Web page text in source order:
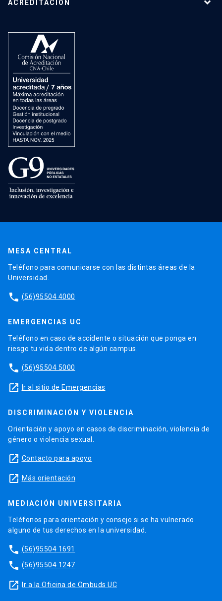
ACREDITACIÓN
MESA CENTRAL
Teléfono para comunicarse con las distintas áreas de la
Universidad.
phone (56)95504 4000
EMERGENCIAS UC
Teléfono en caso de accidente o situación que ponga en
riesgo tu vida dentro de algún campus.
phone (56)95504 5000
launch Ir al sitio de Emergencias
DISCRIMINACIÓN Y VIOLENCIA
Orientación y apoyo en casos de discriminación, violencia de
género o violencia sexual.
launch Contacto para apoyo
launch Más orientación
MEDIACIÓN UNIVERSITARIA
Teléfonos para orientación y consejo si se ha vulnerado
alguno de tus derechos en la universidad.
phone (56)95504 1691
phone (56)95504 1247
launch Ir a la Oficina de Ombuds UC